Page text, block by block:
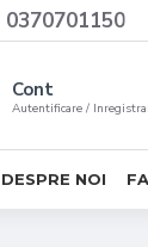
0370701150
Cont
Autentificare /
DESPRE NOI